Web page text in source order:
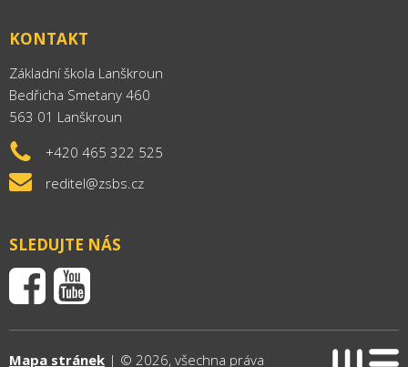
KONTAKT
Základní škola Lanškroun
Bedřicha Smetany 460
563 01 Lanškroun
+420 465 322 525
reditel@zsbs.cz
SLEDUJTE NÁS
Mapa stránek | © 2026, všechna práva